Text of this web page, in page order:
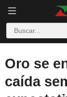
Oro se
caída